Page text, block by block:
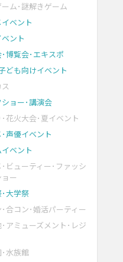
ム･謎解きゲーム
ベント
ント
博覧会･エキスポ
ども向けイベント
ショー･講演会
花火大会･夏イベント
声優イベント
ベント
･ビューティー･ファッシ
ー
大学祭
合コン･婚活パーティー
アミューズメント･レジ
水族館